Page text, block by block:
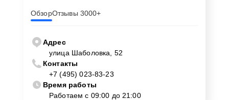
ОбзорОтзывы 3000+
Адрес
улица Шаболовка, 52
Контакты
+7 (495) 023-83-23
Время работы
Работаем с 09:00 до 21:00